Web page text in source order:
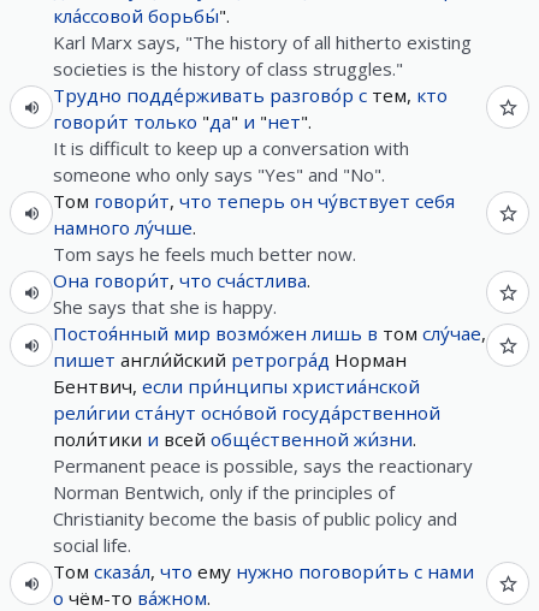
кла́ссовой борьбы́".
Karl Marx says, "The history of all hitherto existing
societies is the history of class struggles."
Трудно подде́рживать разгово́р с тем, кто
говори́т только "да" и "нет".
It is difficult to keep up a conversation with
someone who only says "Yes" and "No".
Том говори́т, что теперь он чу́вствует себя
намного лу́чше.
Tom says he feels much better now.
Она говори́т, что сча́стлива.
She says that she is happy.
Постоя́нный мир возмо́жен лишь в том слу́чае,
пишет англи́йский ретрогра́д Норман
Бентвич, если при́нципы христиа́нской
рели́гии ста́нут осно́вой госуда́рственной
поли́тики и всей обще́ственной жи́зни.
Permanent peace is possible, says the reactionary
Norman Bentwich, only if the principles of
Christianity become the basis of public policy and
social life.
Том сказа́л, что ему нужно поговори́ть с нами
о чём-то ва́жном.